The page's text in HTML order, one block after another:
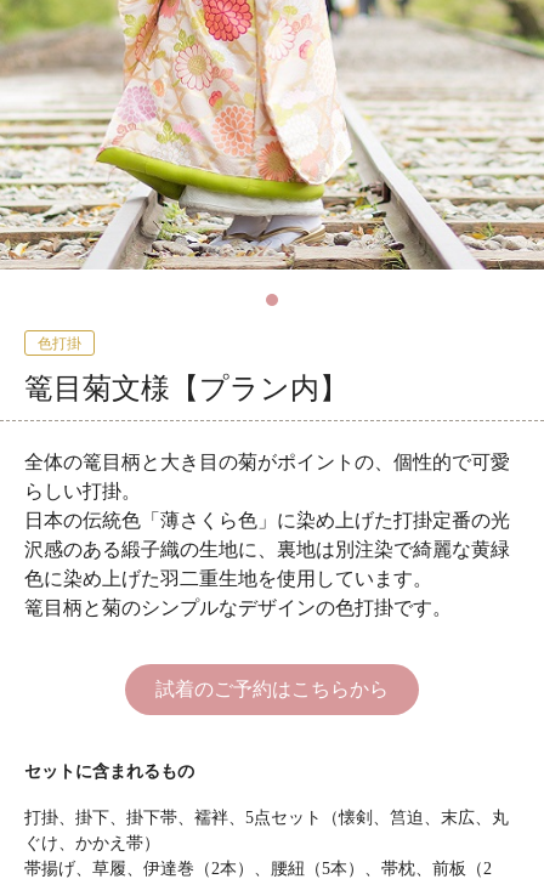
色打掛
篭目菊文様【プラン内】
全体の篭目柄と大き目の菊がポイントの、個性的で可愛
らしい打掛。
日本の伝統色「薄さくら色」に染め上げた打掛定番の光
沢感のある緞子織の生地に、裏地は別注染で綺麗な黄緑
色に染め上げた羽二重生地を使用しています。
篭目柄と菊のシンプルなデザインの色打掛です。
試着のご予約はこちらから
セットに含まれるもの
打掛、掛下、掛下帯、襦袢、5点セット（懐剣、筥迫、末広、丸
ぐけ、かかえ帯）
帯揚げ、草履、伊達巻（2本）、腰紐（5本）、帯枕、前板（2